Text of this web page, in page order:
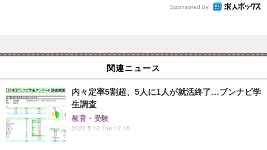
Sponsored by
関連ニュース
内々定率5割超、5人に1人が就活終了…ブンナビ学
生調査
教育・受験
2022.5.10 Tue 12:15